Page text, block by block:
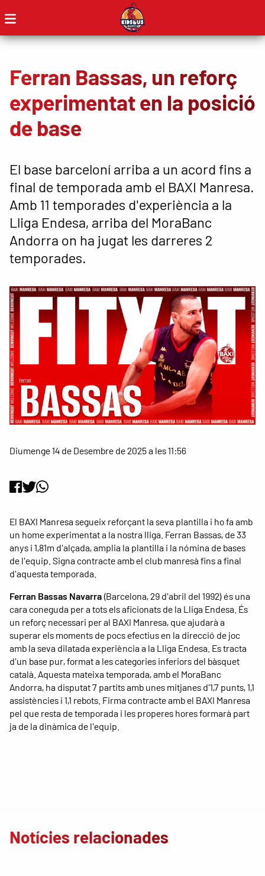
Ferran Bassas, un reforç
experimentat en la posició
de base
El base barceloní arriba a un acord fins a
final de temporada amb el BAXI Manresa.
Amb 11 temporades d'experiència a la
Lliga Endesa, arriba del MoraBanc
Andorra on ha jugat les darreres 2
temporades.
Diumenge 14 de Desembre de 2025 a les 11:56
El BAXI Manresa segueix reforçant la seva plantilla i ho fa amb
un home experimentat a la nostra lliga. Ferran Bassas, de 33
anys i 1,81m d'alçada, amplia la plantilla i la nómina de bases
de l'equip. Signa contracte amb el club manresà fins a final
d'aquesta temporada.
Ferran Bassas Navarra (Barcelona, 29 d'abril del 1992) és una
cara coneguda per a tots els aficionats de la Lliga Endesa. És
un reforç necessari per al BAXI Manresa, que ajudarà a
superar els moments de pocs efectius en la direcció de joc
amb la seva dilatada experiència a la Lliga Endesa. Es tracta
d'un base pur, format a les categories inferiors del bàsquet
català. Aquesta mateixa temporada, amb el MoraBanc
Andorra, ha disputat 7 partits amb unes mitjanes d'1,7 punts, 1,1
assistències i 1,1 rebots. Firma contracte amb el BAXI Manresa
pel que resta de temporada i les properes hores formarà part
ja de la dinàmica de l'equip.
Notícies relacionades